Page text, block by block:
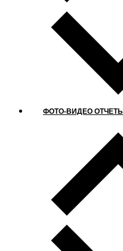
ФОТО-ВИДЕО ОТЧЕТЫ